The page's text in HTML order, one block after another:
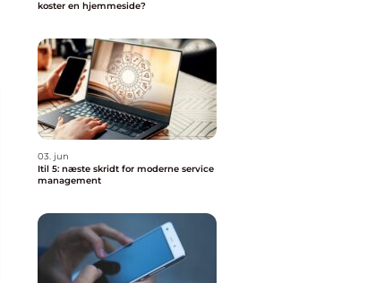
koster en hjemmeside?
03. jun
Itil 5: næste skridt for moderne service
management